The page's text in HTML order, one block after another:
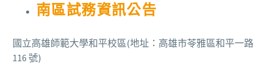
南區試務資訊公告
國立高雄師範大學和平校區(地址：高雄市苓雅區和平一路
116 號)